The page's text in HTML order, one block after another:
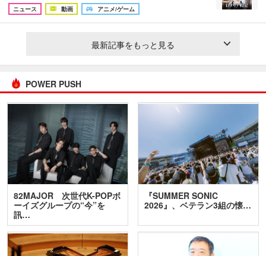
ニュース
動画 アニメ/ゲーム
最新記事をもっと見る
POWER PUSH
82MAJOR 次世代K-POPボ
ーイズグループの“今”を
訊…
『SUMMER SONIC
2026』、ベテラン3組の懐…